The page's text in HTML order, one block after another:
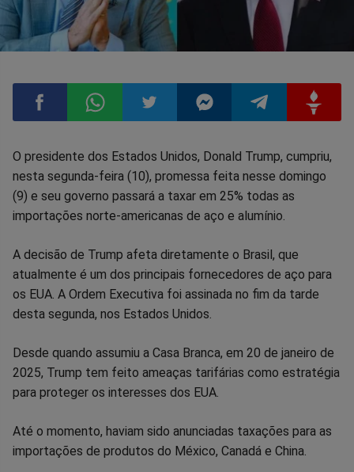
Compartilhar
no
Compartilhar
no
Compartilhar
no
Compartilhar
no
Compartilhar
no
O presidente dos Estados Unidos, Donald Trump, cumpriu,
nesta segunda-feira (10), promessa feita nesse domingo
(9) e seu governo passará a taxar em 25% todas as
importações norte-americanas de aço e alumínio.
A decisão de Trump afeta diretamente o Brasil, que
atualmente é um dos principais fornecedores de aço para
os EUA. A Ordem Executiva foi assinada no fim da tarde
desta segunda, nos Estados Unidos.
Desde quando assumiu a Casa Branca, em 20 de janeiro de
2025, Trump tem feito ameaças tarifárias como estratégia
para proteger os interesses dos EUA.
Até o momento, haviam sido anunciadas taxações para as
importações de produtos do México, Canadá e China.